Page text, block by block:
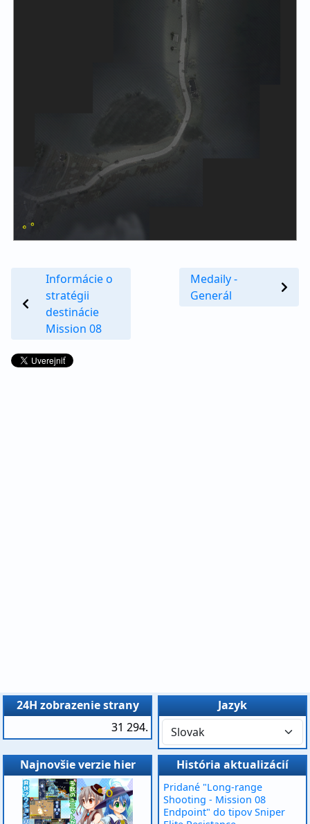
Informácie o
stratégii
destinácie
Mission 08
Medaily -
Generál
24H zobrazenie strany
31 294.
Jazyk
Najnovšie verzie hier História aktualizácií
Pridané "Long-range
Shooting - Mission 08
Endpoint" do tipov Sniper